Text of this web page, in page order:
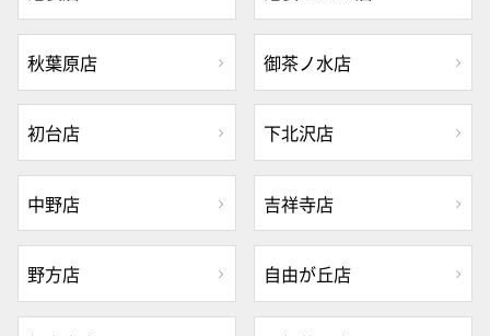
秋葉原店 御茶ノ水店
初台店 下北沢店
中野店 吉祥寺店
野方店 自由が丘店